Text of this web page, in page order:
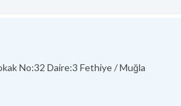
No:32 Daire:3 Fethiye / Muğla